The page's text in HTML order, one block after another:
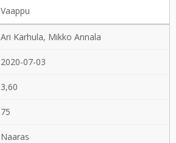
Vaappu
Ari Karhula, Mikko Annala
2020-07-03
3,60
75
Naaras